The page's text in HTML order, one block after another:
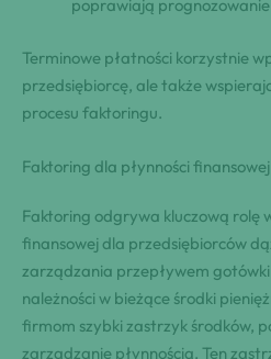
poprawiają
Terminowe płatności korzystnie
przedsiębiorcę, ale także
procesu faktoringu.
Faktoring dla płynności finansowej
Faktoring odgrywa kluczową rolę
finansowej dla przedsiębiorców
zarządzania przepływem
należności w bieżące środki
firmom szybki zastrzyk środków,
zarządzanie płynnością. Ten